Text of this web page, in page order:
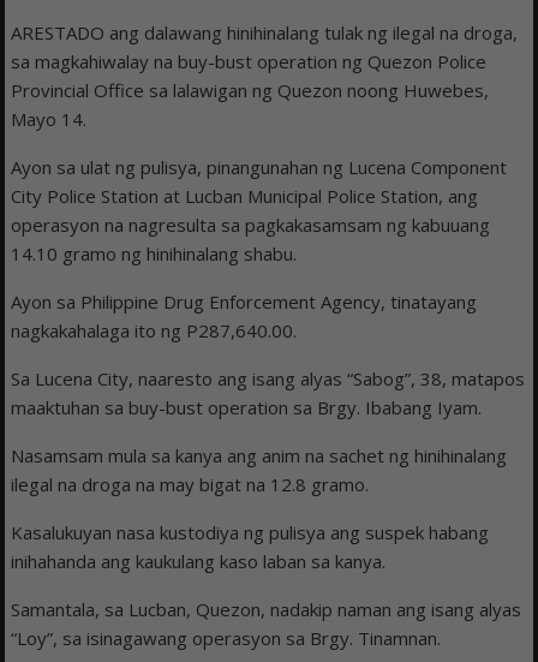
ARESTADO ang dalawang hinihinalang tulak ng ilegal na droga,
sa magkahiwalay na buy-bust operation ng Quezon Police
Provincial Office sa lalawigan ng Quezon noong Huwebes,
Mayo 14.
Ayon sa ulat ng pulisya, pinangunahan ng Lucena Component
City Police Station at Lucban Municipal Police Station, ang
operasyon na nagresulta sa pagkakasamsam ng kabuuang
14.10 gramo ng hinihinalang shabu.
Ayon sa Philippine Drug Enforcement Agency, tinatayang
nagkakahalaga ito ng P287,640.00.
Sa Lucena City, naaresto ang isang alyas “Sabog”, 38, matapos
maaktuhan sa buy-bust operation sa Brgy. Ibabang Iyam.
Nasamsam mula sa kanya ang anim na sachet ng hinihinalang
ilegal na droga na may bigat na 12.8 gramo.
Kasalukuyan nasa kustodiya ng pulisya ang suspek habang
inihahanda ang kaukulang kaso laban sa kanya.
Samantala, sa Lucban, Quezon, nadakip naman ang isang alyas
“Loy”, sa isinagawang operasyon sa Brgy. Tinamnan.